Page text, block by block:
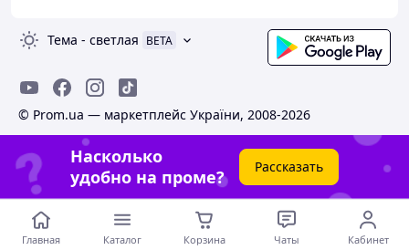
Тема - светлая BETA
© Prom.ua — маркетплейс України, 2008-2026
Насколько
удобно на проме?
Рассказать
Главная Каталог Корзина Чаты Кабинет